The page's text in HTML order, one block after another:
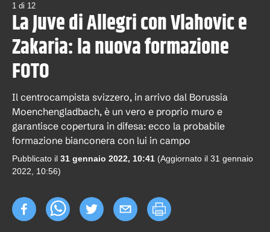
1 di 12
La Juve di Allegri con Vlahovic e
Zakaria: la nuova formazione
FOTO
Il centrocampista svizzero, in arrivo dal Borussia
Moenchengladbach, è un vero e proprio muro e
garantisce copertura in difesa: ecco la probabile
formazione bianconera con lui in campo
Pubblicato il 31 gennaio 2022, 10:41 (Aggiornato il 31 gennaio
2022, 10:56)